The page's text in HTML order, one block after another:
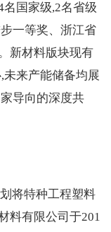
国家级,2名省级
一等奖、浙江省
新材料版块现有
未来产能储备均展
导向的深度共
将特种工程塑料
料有限公司于201